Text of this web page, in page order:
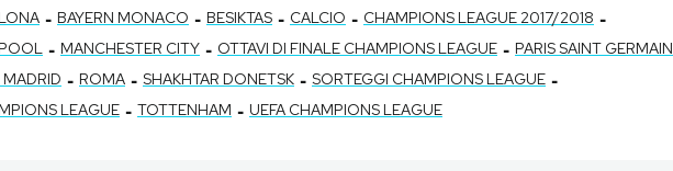
- BAYERN MONACO - BESIKTAS - CALCIO - CHAMPIONS LEAGUE 2017/2018 -
- MANCHESTER CITY - OTTAVI DI FINALE CHAMPIONS LEAGUE - PARIS SAINT GERMAIN
MADRID - ROMA - SHAKHTAR DONETSK - SORTEGGI CHAMPIONS LEAGUE -
LEAGUE - TOTTENHAM - UEFA CHAMPIONS LEAGUE